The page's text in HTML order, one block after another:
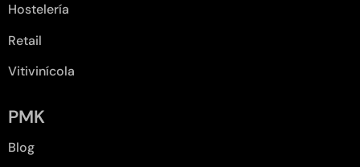
Hostelería
Retail
Vitivinícola
PMK
Blog